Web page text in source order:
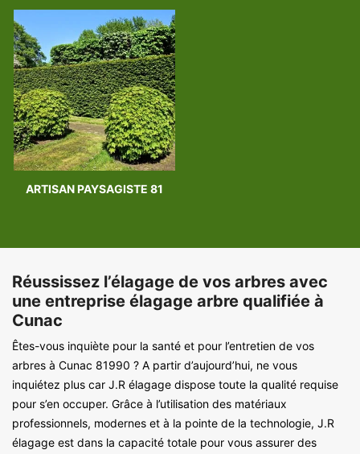
ARTISAN PAYSAGISTE 81
Réussissez l’élagage de vos arbres avec
une entreprise élagage arbre qualifiée à
Cunac
Êtes-vous inquiète pour la santé et pour l’entretien de vos
arbres à Cunac 81990 ? A partir d’aujourd’hui, ne vous
inquiétez plus car J.R élagage dispose toute la qualité requise
pour s’en occuper. Grâce à l’utilisation des matériaux
professionnels, modernes et à la pointe de la technologie, J.R
élagage est dans la capacité totale pour vous assurer des